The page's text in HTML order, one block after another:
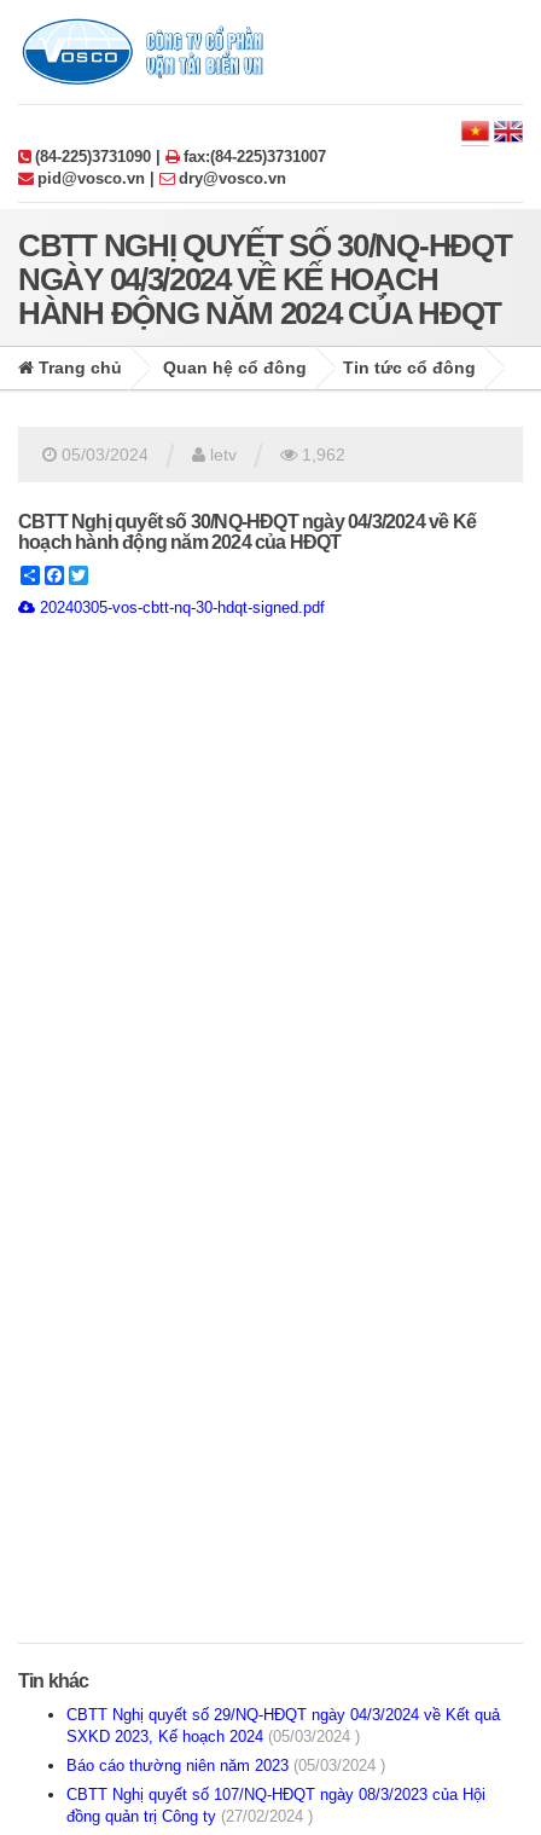
(84-225)3731090 |
fax:(84-225)3731007
pid@vosco.vn |
dry@vosco.vn
CBTT NGHỊ QUYẾT SỐ 30/NQ-HĐQT
NGÀY 04/3/2024 VỀ KẾ HOẠCH
HÀNH ĐỘNG NĂM 2024 CỦA HĐQT
Trang chủ Quan hệ cổ đông Tin tức cổ đông
05/03/2024 letv 1,962
CBTT Nghị quyết số 30/NQ-HĐQT ngày 04/3/2024 về Kế
hoạch hành động năm 2024 của HĐQT
ShareFacebook
20240305-vos-cbtt-nq-30-hdqt-signed.pdf
Tin khác
CBTT Nghị quyết số 29/NQ-HĐQT ngày 04/3/2024 về Kết quả
SXKD 2023, Kế hoạch 2024 (05/03/2024 )
Báo cáo thường niên năm 2023 (05/03/2024 )
CBTT Nghị quyết số 107/NQ-HĐQT ngày 08/3/2023 của Hội
đồng quản trị Công ty (27/02/2024 )